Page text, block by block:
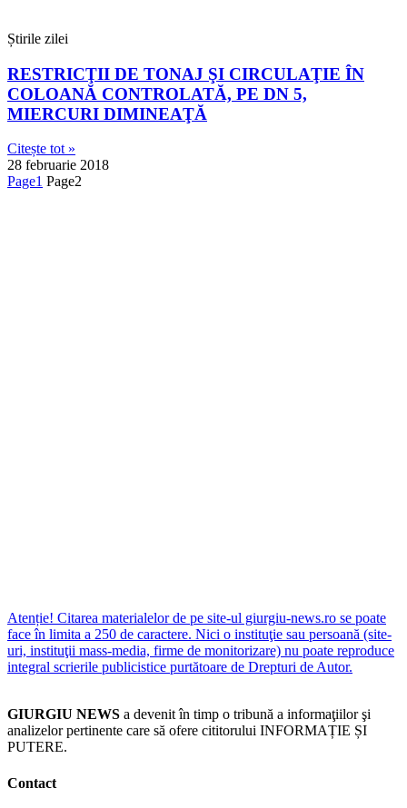
Știrile zilei
RESTRICŢII DE TONAJ ŞI CIRCULAŢIE ÎN
COLOANĂ CONTROLATĂ, PE DN 5,
MIERCURI DIMINEAŢĂ
Citește tot »
28 februarie 2018
Page1 Page2
Atenție! Citarea materialelor de pe site-ul giurgiu-news.ro se poate
face în limita a 250 de caractere. Nici o instituţie sau persoană (site-
uri, instituţii mass-media, firme de monitorizare) nu poate reproduce
integral scrierile publicistice purtătoare de Drepturi de Autor.
GIURGIU NEWS a devenit în timp o tribună a informaţiilor şi
analizelor pertinente care să ofere cititorului INFORMAȚIE ȘI
PUTERE.
Contact